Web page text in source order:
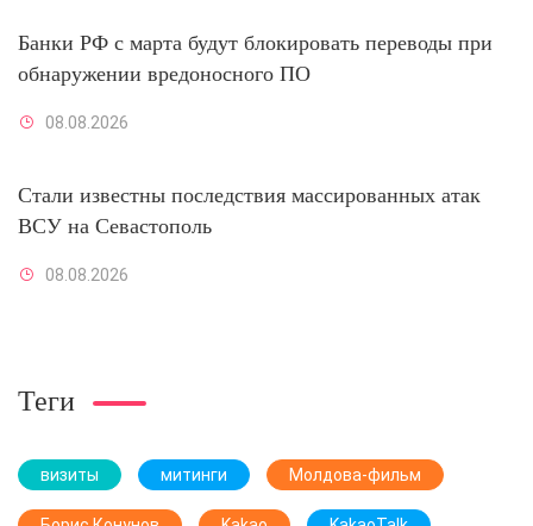
Банки РФ с марта будут блокировать переводы при
обнаружении вредоносного ПО
08.08.2026
Стали известны последствия массированных атак
ВСУ на Севастополь
08.08.2026
Теги
визиты митинги Молдова-фильм